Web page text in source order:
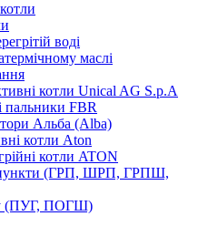
воді
маслі
котли Unical AG S.p.A
пальники FBR
Альба (Alba)
котли Aton
котли ATON
пункти (ГРП, ШРП, ГРПШ,
(ПУГ, ПОГШ)